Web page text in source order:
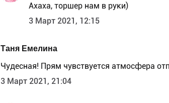
Ахаха, торшер нам в руки)
3 Март 2021, 12:15
Таня Емелина
Чудесная! Прям чувствуется атмосфера
3 Март 2021, 21:04